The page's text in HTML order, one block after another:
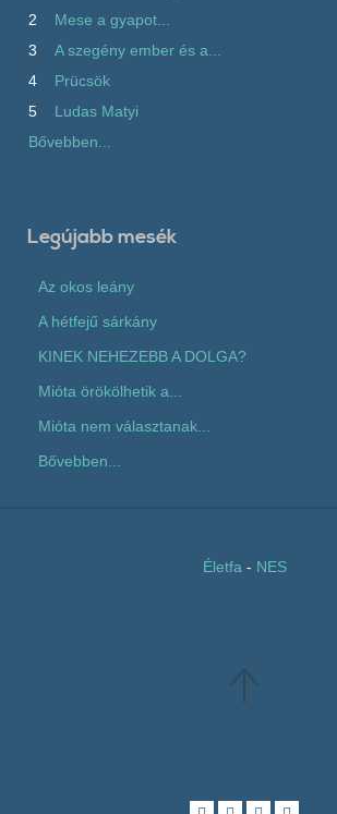
2
Mese a gyapot...
3
A szegény ember és a...
4
Prücsök
5
Ludas Matyi
Bővebben...
Legújabb mesék
Az okos leány
A hétfejű sárkány
KINEK NEHEZEBB A DOLGA?
Mióta örökölhetik a...
Mióta nem választanak...
Bővebben...
Életfa - NES